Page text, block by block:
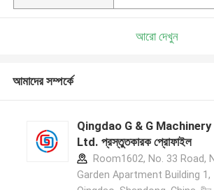
আরো দেখুন
আমাদের সম্পর্কে
Qingdao G & G Machinery
Ltd. প্রস্তুতকারক প্রোফাইল
Room1602, No. 33 Road,
Garden Apartment Building 1,